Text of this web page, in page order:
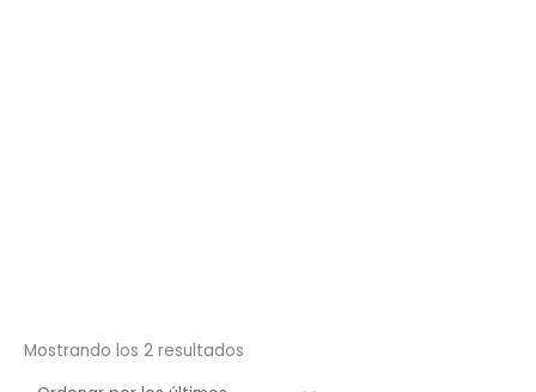
Mostrando los 2 resultados